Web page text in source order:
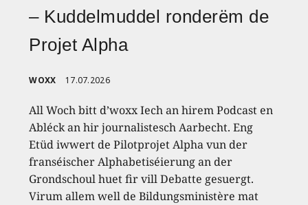
– Kuddelmuddel ronderëm de
Projet Alpha
WOXX 17.07.2026
All Woch bitt d’woxx Iech an hirem Podcast en
Abléck an hir journalistesch Aarbecht. Eng
Etüd iwwert de Pilotprojet Alpha vun der
franséischer Alphabetiséierung an der
Grondschoul huet fir vill Debatte gesuergt.
Virum allem well de Bildungsministère mat